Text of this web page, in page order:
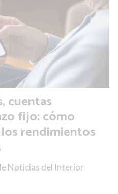
cuentas
fijo: cómo
rendimientos
Noticias del Interior